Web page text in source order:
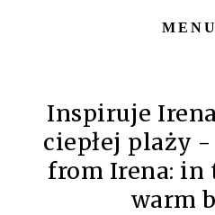
MENU
Inspiruje
ciepłej plaży
from Irena: in
warm